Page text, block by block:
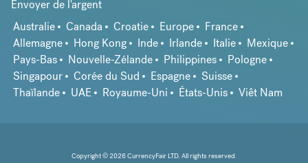
Envoyer de l'argent
Australie
Canada Croatie Europe
France
Allemagne
Hong Kong Inde Irlande Italie
Mexique
Pays-Bas
Nouvelle-Zélande Philippines
Pologne
Singapour
Corée du Sud Espagne
Suisse
Thaïlande
UAE Royaume-Uni États-Unis Viêt Nam
Copyright © 2026 CurrencyFair LTD. All rights reserved.